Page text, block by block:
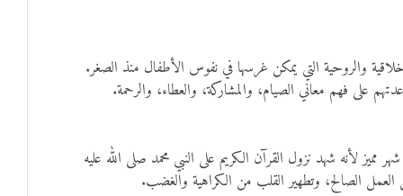
والروحية التي يمكن غرسها في نفوس الأطفال منذ الصغر.
على فهم معاني الصيام، والمشاركة، والعطاء، والرحمة.
لأنه شهد نزول القرآن الكريم على النبي محمد صلى الله عليه
الصالح، وتطهير القلب من الكراهية والغضب.